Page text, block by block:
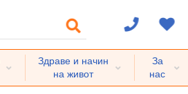
Здраве и начин
на живот
За
нас